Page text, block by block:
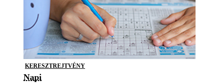
KERESZTREJTVÉNY
Napi